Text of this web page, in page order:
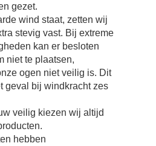
gezet.
wind staat, zetten wij
stevig vast. Bij extreme
kan er besloten
niet te plaatsen,
ogen niet veilig is. Dit
geval bij windkracht zes
veilig kiezen wij altijd
hebben